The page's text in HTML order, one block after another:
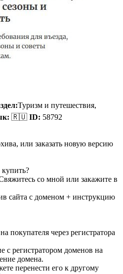
Туризм и путешествия,
🇷🇺 ID: 58792
или заказать новую версию
со мной или закажите в
сайта с доменом + инструкцию
покупателя через регистратора
с регистратором доменов на
домена.
перенести его к другому